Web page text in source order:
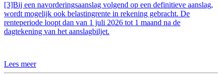
[3]Bij een navorderingsaanslag volgend op een definitieve aanslag,
wordt mogelijk ook belastingrente in rekening gebracht. De
renteperiode loopt dan van 1 juli 2026 tot 1 maand na de
dagtekening van het aanslagbiljet.
Lees meer